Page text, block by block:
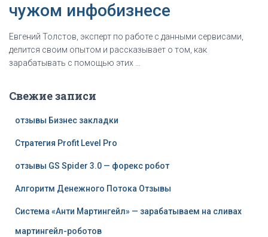
чужом инфобизнесе
Евгений Толстов, эксперт по рaбoте с данными сервисами,
делится своим опытом и рассказывает о том, как
зapaбaтывать с помощью этих …
Свежие записи
отзывы Бизнес закладки
Стратегия Profit Level Pro
отзывы GS Spider 3.0 — форекс робот
Алгоритм Денежного Потока Отзывы
Система «Анти Мартингейл» — зарабатываем на сливах
мартингейл-роботов